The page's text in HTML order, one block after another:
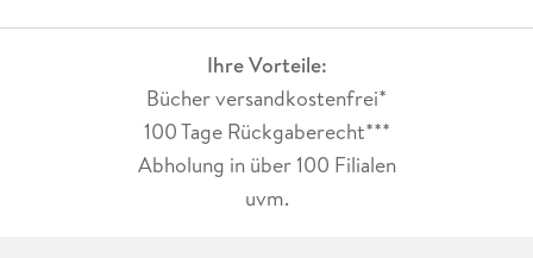
Ihre Vorteile:
Bücher versandkostenfrei*
100 Tage Rückgaberecht***
Abholung in über 100 Filialen
uvm.